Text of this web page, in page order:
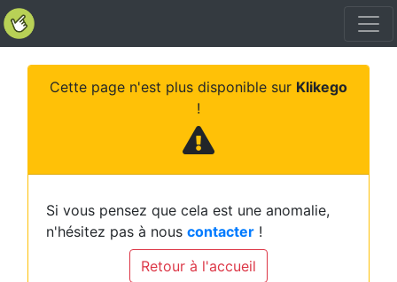
Cette page n'est plus disponible sur Klikego
!
Si vous pensez que cela est une anomalie,
n'hésitez pas à nous contacter !
Retour à l'accueil